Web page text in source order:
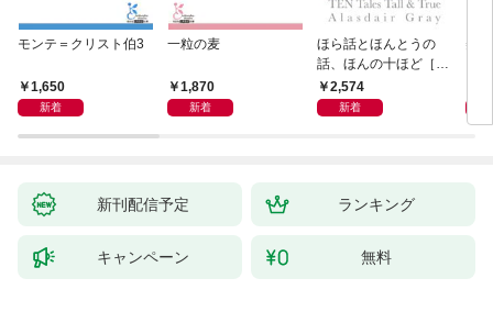
モンテ＝クリスト伯3
1,650
新着
一粒の麦
1,870
新着
ほら話とほんとうの
話、ほんの十ほど［新
装版］
2,574
新着
美
新刊配信予定 ランキング
キャンペーン 無料